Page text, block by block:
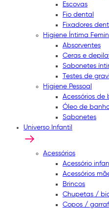
Escovas
Fio dental
Fixadores
Higiene Íntima
Absorventes
Ceras e
Sabonetes
Testes de
Higiene Pessoal
Acessórios de
Óleo de
Sabonetes
Universo Infantil
Acessórios
Acessório
Acessórios
Brincos
Chupetas /
Copos /